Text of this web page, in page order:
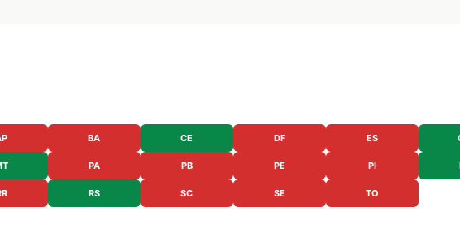
BA CE DF ES
PA PB PE PI
RS SC SE TO